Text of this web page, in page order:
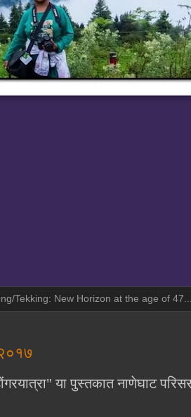
Tekking: New Horizon at the age of
या पुस्तकात नाणेघाट